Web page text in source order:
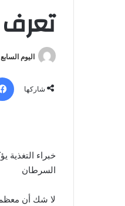
اليوم السابع
شاركها
خبراء التغذية
السرطان
لا شك أن معظم